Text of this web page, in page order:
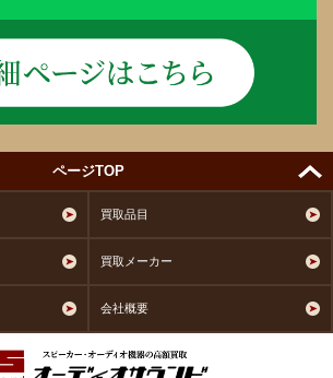
ページTOP
買取品目
買取メーカー
会社概要